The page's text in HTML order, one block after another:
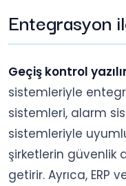
Entegrasyon
Geçiş kontrol
sistemleriyle
sistemleri, alarm
sistemleriyle
şirketlerin güvenlik
getirir. Ayrıca, ERP